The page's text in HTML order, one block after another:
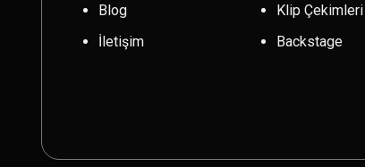
Blog
İletişim
Klip Çekimleri
Backstage